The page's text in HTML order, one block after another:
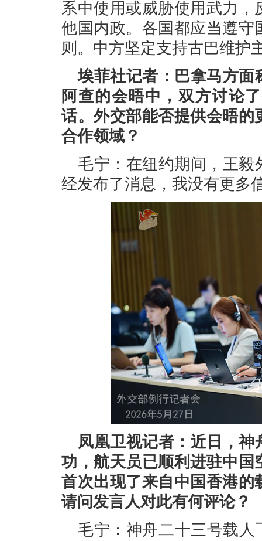
系中使用或威胁使用武力
他国内政。各国都应当遵
则。中方坚定支持古巴维护
埃菲社记者：巴拿马方
阿查的会晤中，双方讨论
话。外交部能否提供会晤
合作领域？
毛宁：在纽约期间，王毅
经发布了消息，我没有更多
凤凰卫视记者：近日，
功，航天员已顺利进驻中
首次出现了来自中国香港
请问发言人对此有何评论？
毛宁：神舟二十三号载人